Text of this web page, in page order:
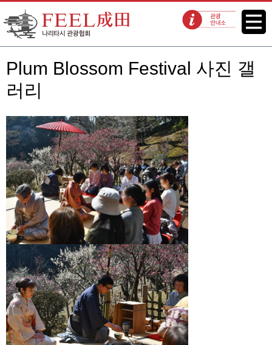
FEEL 나리타 나리타시 관광협회 관광 안내소 메뉴
Plum Blossom Festival 사진 갤
러리